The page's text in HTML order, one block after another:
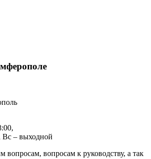
Вс – выходной
вопросам к руководству, а так